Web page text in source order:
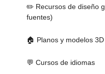
✏️ Recursos de diseño
fuentes)
🏠 Planos y modelos 3D
💬 Cursos de idiomas